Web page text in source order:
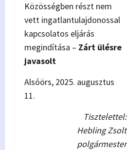
Közösségben részt nem
vett ingatlantulajdonossal
kapcsolatos eljárás
megindítása – Zárt ülésre
javasolt
Alsóörs, 2025. augusztus
11.
Tisztelettel:
Hebling Zsolt
polgármester